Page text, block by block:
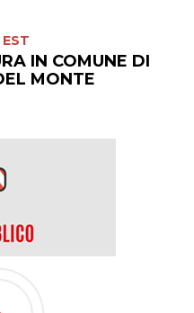
IN COMUNE DI
MONTE